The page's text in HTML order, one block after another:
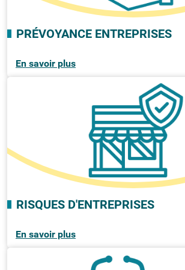
PRÉVOYANCE ENTREPRISES
En savoir plus
RISQUES D'ENTREPRISES
En savoir plus